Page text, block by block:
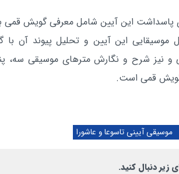
پاسداشت این آیین شامل معرفی گویش قمی
موسیقایی این آیین و تحلیل پیوند آن
و نیز شرح و نگارش مترهای موسیقی سه،
گویش قمی است.
موسیقی آیینی تاسوعا و عاشورا
زیر دنبال کنید.